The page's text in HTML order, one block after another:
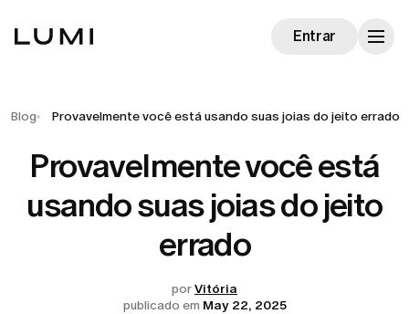
Entrar
Blog Provavelmente você está usando suas joias do jeito errado
Provavelmente você está
usando suas joias do jeito
errado
porVitória
publicado em May 22, 2025